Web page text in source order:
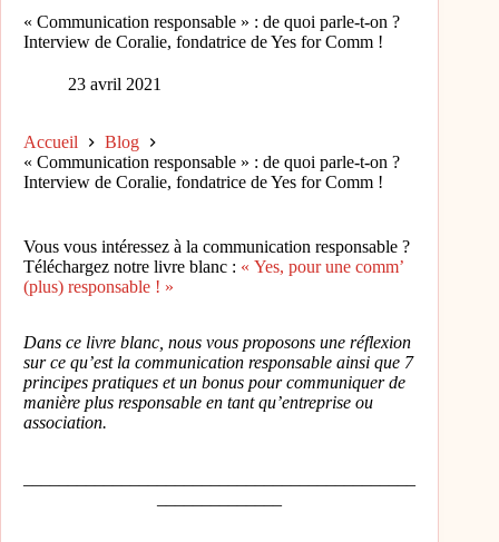
« Communication responsable » : de quoi parle-t-on ?
Interview de Coralie, fondatrice de Yes for Comm !
23 avril 2021
Accueil
Blog
« Communication responsable » : de quoi parle-t-on ?
Interview de Coralie, fondatrice de Yes for Comm !
Vous vous intéressez à la communication responsable ?
Téléchargez notre livre blanc : « Yes, pour une comm’
(plus) responsable ! »
Dans ce livre blanc, nous vous proposons une réflexion
sur ce qu’est la communication responsable ainsi que 7
principes pratiques et un bonus pour communiquer de
manière plus responsable en tant qu’entreprise ou
association.